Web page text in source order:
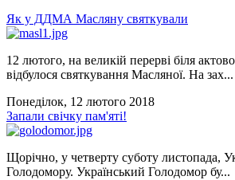
Як у ДДМА Масляну святкували
12 лютого, на великій перерві біля
відбулося святкування Масляної. На зах...
Понеділок, 12 лютого 2018
Запали свічку пам'яті!
Щорічно, у четверту суботу листопада,
Голодомору. Український Голодомор бу...